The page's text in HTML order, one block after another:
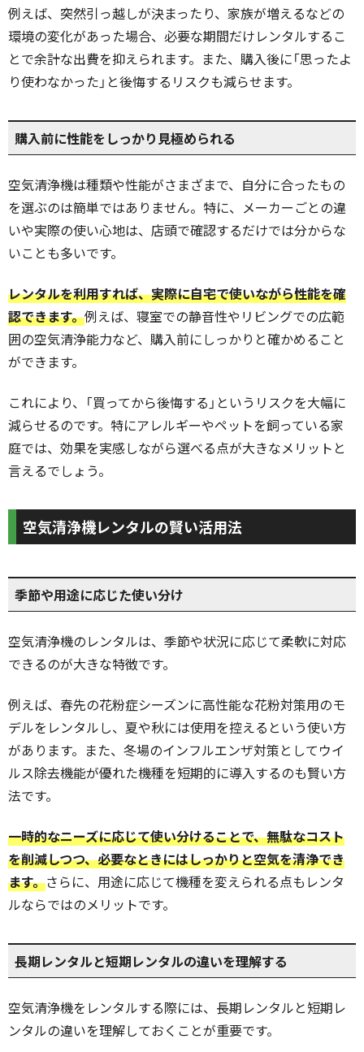
例えば、突然引っ越しが決まったり、家族が増えるなどの
環境の変化があった場合、必要な期間だけレンタルするこ
とで余計な出費を抑えられます。また、購入後に「思ったよ
り使わなかった」と後悔するリスクも減らせます。
購入前に性能をしっかり見極められる
空気清浄機は種類や性能がさまざまで、自分に合ったもの
を選ぶのは簡単ではありません。特に、メーカーごとの違
いや実際の使い心地は、店頭で確認するだけでは分からな
いことも多いです。
レンタルを利用すれば、実際に自宅で使いながら性能を確
認できます。例えば、寝室での静音性やリビングでの広範
囲の空気清浄能力など、購入前にしっかりと確かめること
ができます。
これにより、「買ってから後悔する」というリスクを大幅に
減らせるのです。特にアレルギーやペットを飼っている家
庭では、効果を実感しながら選べる点が大きなメリットと
言えるでしょう。
空気清浄機レンタルの賢い活用法
季節や用途に応じた使い分け
空気清浄機のレンタルは、季節や状況に応じて柔軟に対応
できるのが大きな特徴です。
例えば、春先の花粉症シーズンに高性能な花粉対策用のモ
デルをレンタルし、夏や秋には使用を控えるという使い方
があります。また、冬場のインフルエンザ対策としてウイ
ルス除去機能が優れた機種を短期的に導入するのも賢い方
法です。
一時的なニーズに応じて使い分けることで、無駄なコスト
を削減しつつ、必要なときにはしっかりと空気を清浄でき
ます。さらに、用途に応じて機種を変えられる点もレンタ
ルならではのメリットです。
長期レンタルと短期レンタルの違いを理解する
空気清浄機をレンタルする際には、長期レンタルと短期レ
ンタルの違いを理解しておくことが重要です。